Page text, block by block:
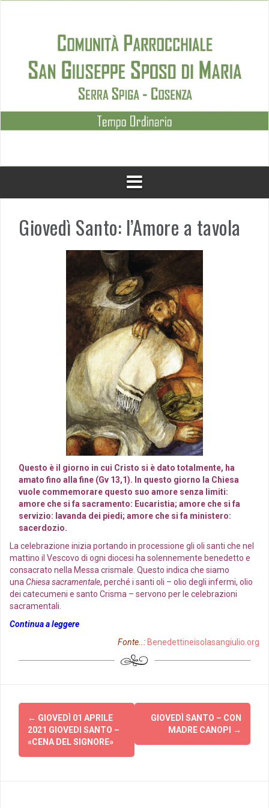
Giovedì Santo: l’Amore a tavola
Questo è il giorno in cui Cristo si è dato totalmente, ha
amato fino alla fine (Gv 13,1). In questo giorno la Chiesa
vuole commemorare questo suo amore senza limiti:
amore che si fa sacramento: Eucaristia; amore che si fa
servizio: lavanda dei piedi; amore che si fa ministero:
sacerdozio.
La celebrazione inizia portando in processione gli oli santi che nel
mattino il Vescovo di ogni diocesi ha solennemente benedetto e
consacrato nella Messa crismale. Questo indica che siamo
una Chiesa sacramentale, perché i santi oli – olio degli infermi, olio
dei catecumeni e santo Crisma – servono per le celebrazioni
sacramentali.
Continua a leggere
Fonte..: Benedettineisolasangiulio.org
Post
navigation
← GIOVEDÌ 01 APRILE
2021 GIOVEDI SANTO –
«CENA DEL SIGNORE»
GIOVEDÌ SANTO – CON
MADRE CANOPI
→